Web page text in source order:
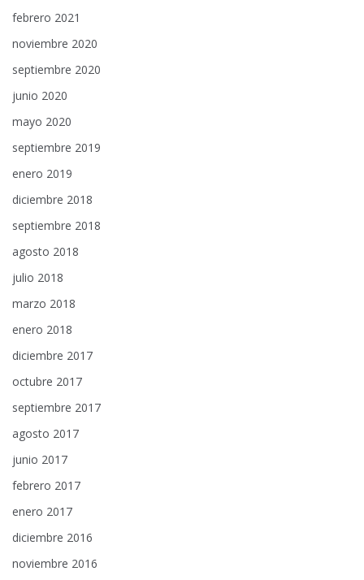
febrero 2021
noviembre 2020
septiembre 2020
junio 2020
mayo 2020
septiembre 2019
enero 2019
diciembre 2018
septiembre 2018
agosto 2018
julio 2018
marzo 2018
enero 2018
diciembre 2017
octubre 2017
septiembre 2017
agosto 2017
junio 2017
febrero 2017
enero 2017
diciembre 2016
noviembre 2016